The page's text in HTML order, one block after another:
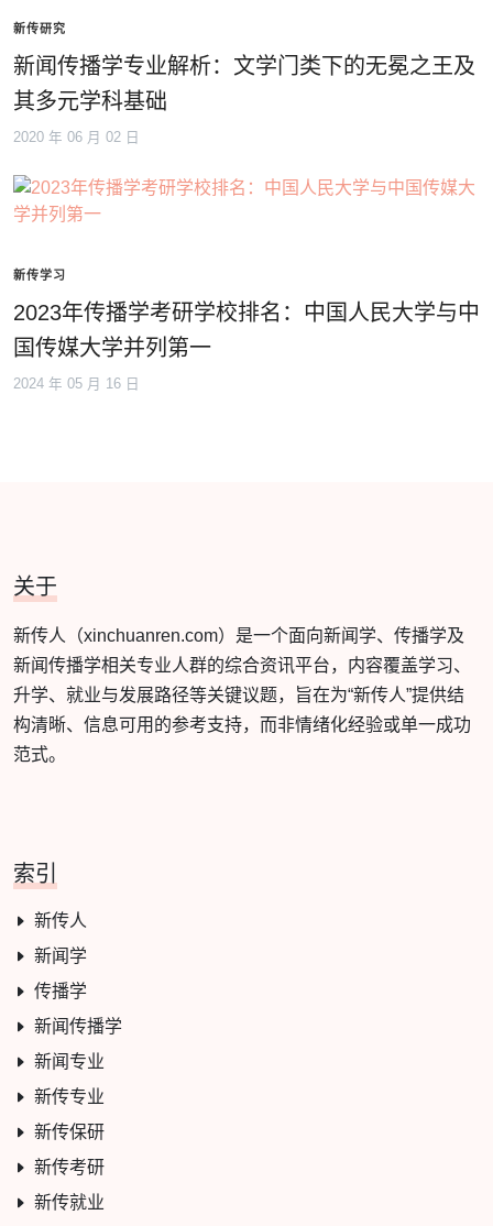
新传研究
新闻传播学专业解析：文学门类下的无冕之王及
其多元学科基础
2020 年 06 月 02 日
新传学习
2023年传播学考研学校排名：中国人民大学与中
国传媒大学并列第一
2024 年 05 月 16 日
关于
新传人（xinchuanren.com）是一个面向新闻学、传播学及
新闻传播学相关专业人群的综合资讯平台，内容覆盖学习、
升学、就业与发展路径等关键议题，旨在为“新传人”提供结
构清晰、信息可用的参考支持，而非情绪化经验或单一成功
范式。
索引
新传人
新闻学
传播学
新闻传播学
新闻专业
新传专业
新传保研
新传考研
新传就业